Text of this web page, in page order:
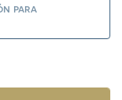
para